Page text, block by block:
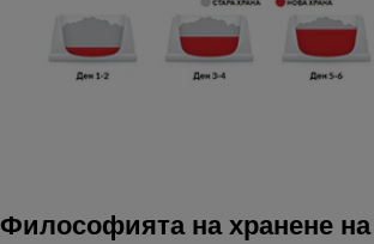
Философията на хранене